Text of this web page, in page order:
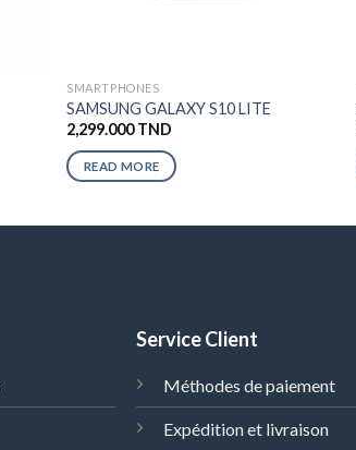
SMARTPHONES
SAMSUNG GALAXY S10 LITE
2,299.000TND
READ MORE
Service Client
Méthodes de paiement
Expédition et livraison